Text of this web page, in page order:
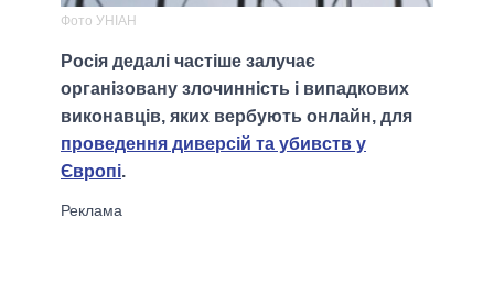
Фото УНІАН
Росія дедалі частіше залучає
організовану злочинність і випадкових
виконавців, яких вербують онлайн, для
проведення диверсій та убивств у
Європі.